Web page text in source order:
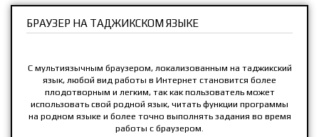
БРАУЗЕР НА ТАДЖИКСКОМ ЯЗЫКЕ
С мультиязычным браузером, локализованным на таджикский
язык, любой вид работы в Интернет становится более
плодотворным и легким, так как пользователь может
использовать свой родной язык, читать функции программы
на родном языке и более точно выполнять задания во время
работы с браузером.